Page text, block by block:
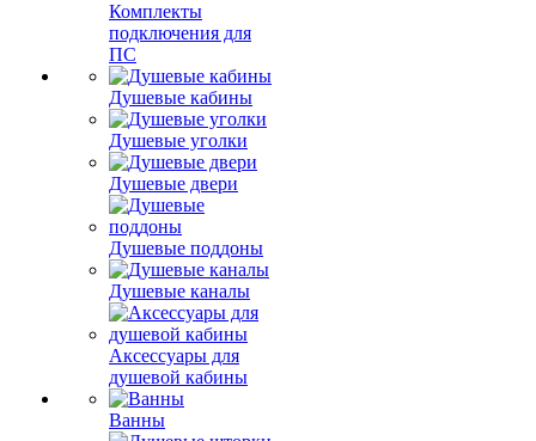
Комплекты
подключения для
ПС
Душевые кабины
Душевые уголки
Душевые двери
Душевые поддоны
Душевые каналы
Аксессуары для
душевой кабины
Ванны